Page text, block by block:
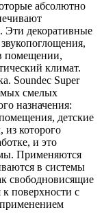
абсолютно
Эти декоративные
помещении,
климат.
Soundec Super
смелых
назначения:
детские
которого
и это
Применяются
в системы
свободновисящие
поверхности с